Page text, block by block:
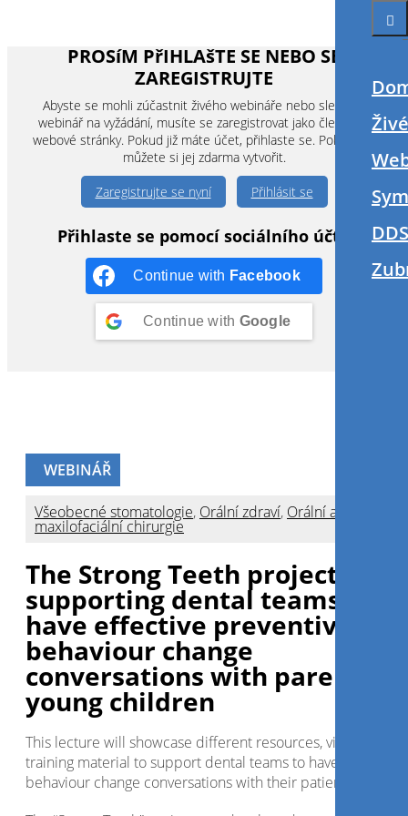
PROSíM PřIHLAšTE SE NEBO SE
ZAREGISTRUJTE
Abyste se mohli zúčastnit živého webináře nebo sledovat
webinář na vyžádání, musíte se zaregistrovat jako člen této
webové stránky. Pokud již máte účet, přihlaste se. Pokud ne,
můžete si jej zdarma vytvořit.
Zaregistrujte se nyní
Přihlásit se
Přihlaste se pomocí sociálního účtu
Continue with Facebook
Continue with Google
WEBINÁŘ
Všeobecné stomatologie, Orální zdraví, Orální a
maxilofaciální chirurgie
The Strong Teeth project:
supporting dental teams to
have effective preventive
behaviour change
conversations with parents of
young children
This lecture will showcase different resources, videos and
training material to support dental teams to have effective
behaviour change conversations with their patients.